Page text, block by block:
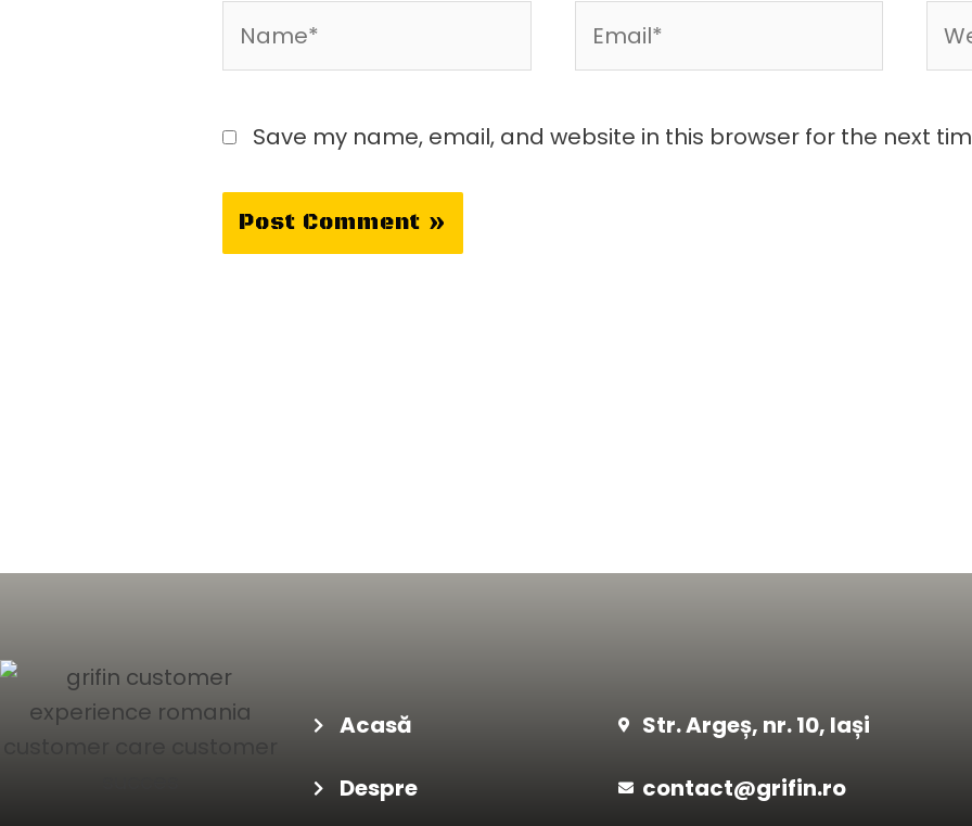
Save my name, email, and website in this browser for the next
Acasă
Despre
Str. Argeș, nr. 10, Iași
contact@grifin.ro